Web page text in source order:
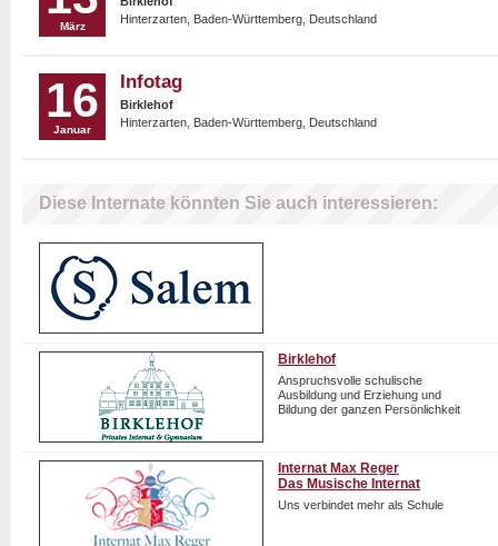
März
Hinterzarten, Baden-Württemberg, Deutschland
16
Januar
Infotag
Birklehof
Hinterzarten, Baden-Württemberg, Deutschland
Diese Internate könnten Sie auch interessieren:
Birklehof
Anspruchsvolle schulische
Ausbildung und Erziehung und
Bildung der ganzen Persönlichkeit
Internat Max Reger
Das Musische Internat
Uns verbindet mehr als Schule